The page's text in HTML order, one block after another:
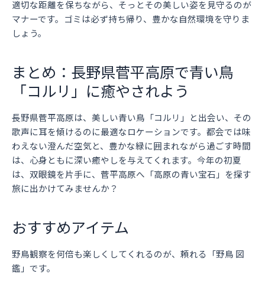
適切な距離を保ちながら、そっとその美しい姿を見守るのが
マナーです。ゴミは必ず持ち帰り、豊かな自然環境を守りま
しょう。
まとめ：長野県菅平高原で青い鳥
「コルリ」に癒やされよう
長野県菅平高原は、美しい青い鳥「コルリ」と出会い、その
歌声に耳を傾けるのに最適なロケーションです。都会では味
わえない澄んだ空気と、豊かな緑に囲まれながら過ごす時間
は、心身ともに深い癒やしを与えてくれます。今年の初夏
は、双眼鏡を片手に、菅平高原へ「高原の青い宝石」を探す
旅に出かけてみませんか？
おすすめアイテム
野鳥観察を何倍も楽しくしてくれるのが、頼れる「野鳥 図
鑑」です。